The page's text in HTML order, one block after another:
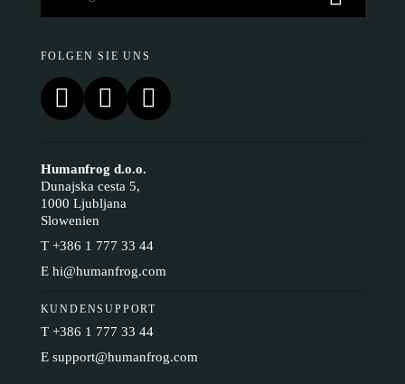
FOLGEN SIE UNS
Humanfrog d.o.o.
Dunajska cesta 5,
1000 Ljubljana
Slowenien
T +386 1 777 33 44
E hi@humanfrog.com
KUNDENSUPPORT
T +386 1 777 33 44
E support@humanfrog.com